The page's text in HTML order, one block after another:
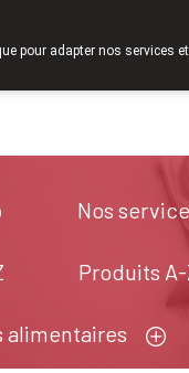
Nos
Produits
alimentaires
pour adapter nos